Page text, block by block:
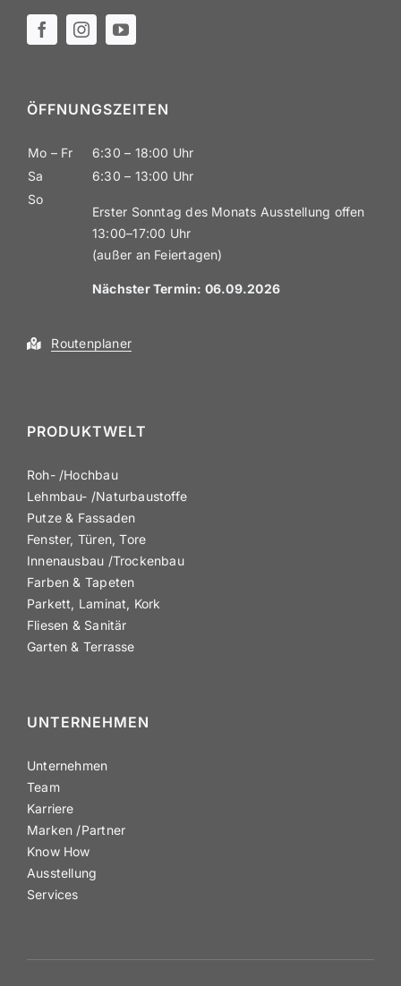
ÖFFNUNGS­ZEITEN
Mo – Fr
6:30 – 18:00 Uhr
Sa
6:30 – 13:00 Uhr
So
Erster Sonntag des Monats Ausstellung offen
13:00–17:00 Uhr
(außer an Feiertagen)
Nächster Termin: 06.09.2026
Routen­planer
PRODUKTWELT
Roh- /​Hochbau
Lehmbau- /​Natur­bau­stoffe
Putze & Fassaden
Fenster, Türen, Tore
Innen­ausbau /​Trockenbau
Farben & Tapeten
Parkett, Laminat, Kork
Fliesen & Sanitär
Garten & Terrasse
UNTER­NEHMEN
Unter­nehmen
Team
Karriere
Marken /​Partner
Know How
Ausstellung
Services